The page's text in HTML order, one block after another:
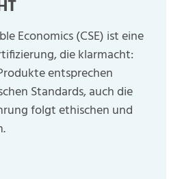
Economics (CSE) ist eine
die klarmacht:
entsprechen
Standards, auch die
folgt ethischen und